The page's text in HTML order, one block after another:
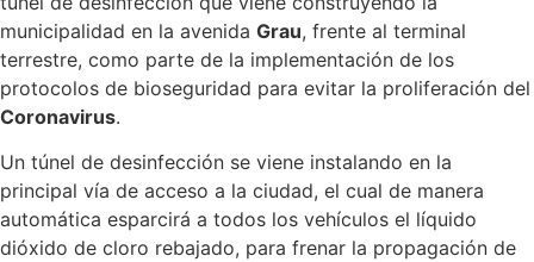
municipalidad en la avenida Grau, frente al terminal
terrestre, como parte de la implementación de los
protocolos de bioseguridad para evitar la proliferación del
Coronavirus.
Un túnel de desinfección se viene instalando en la
principal vía de acceso a la ciudad, el cual de manera
automática esparcirá a todos los vehículos el líquido
dióxido de cloro rebajado, para frenar la propagación de